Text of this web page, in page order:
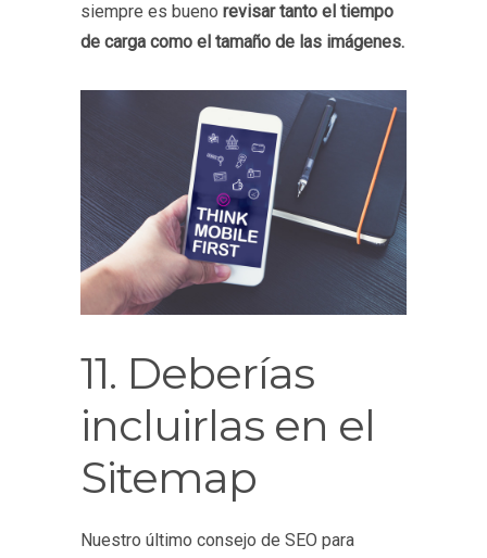
siempre es bueno revisar tanto el tiempo
de carga como el tamaño de las imágenes.
11. Deberías
incluirlas en el
Sitemap
Nuestro último consejo de SEO para